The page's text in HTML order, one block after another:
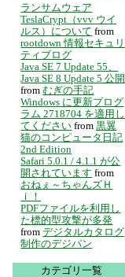
ランサムウェア
TeslaCrypt（vvv ウイ
ルス）について from
rootdown 情報セキュリ
ティブログ
Java SE 7 Update 55、
Java SE 8 Update 5 公開
from むぎの手記
Windows に更新プログ
ラム 2718704 を適用し
てください from 黒翼
猫のコンピュータ日記
2nd Edition
Safari 5.0.1 / 4.1.1 が公
開されています from
おねぇ～ちゃんズＨ
ｉ！
PDFファイルを利用し
た標的型攻撃が多発
from デジタルカタログ
制作のデジパン
カテゴリ一覧